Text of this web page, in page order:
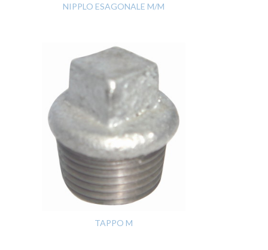
NIPPLO ESAGONALE M/M
TAPPO M